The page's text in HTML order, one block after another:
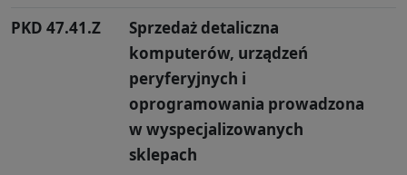
PKD 47.41.Z
Sprzedaż detaliczna
komputerów, urządzeń
peryferyjnych i
oprogramowania prowadzona
w wyspecjalizowanych
sklepach